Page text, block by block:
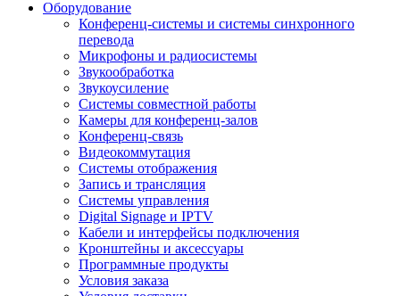
Оборудование
Конференц-системы и системы синхронного
перевода
Микрофоны и радиосистемы
Звукообработка
Звукоусиление
Системы совместной работы
Камеры для конференц-залов
Конференц-связь
Видеокоммутация
Системы отображения
Запись и трансляция
Системы управления
Digital Signage и IPTV
Кабели и интерфейсы подключения
Кронштейны и аксессуары
Программные продукты
Условия заказа